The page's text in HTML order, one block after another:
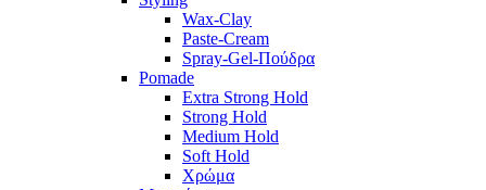
Wax-Clay
Paste-Cream
Spray-Gel-Πούδρα
Pomade
Extra Strong Hold
Strong Hold
Medium Hold
Soft Hold
Χρώμα